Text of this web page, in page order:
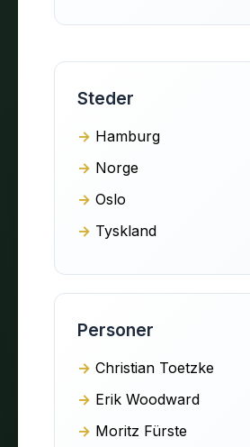
Steder
Hamburg
Norge
Oslo
Tyskland
Personer
Christian Toetzke
Erik Woodward
Moritz Fürste